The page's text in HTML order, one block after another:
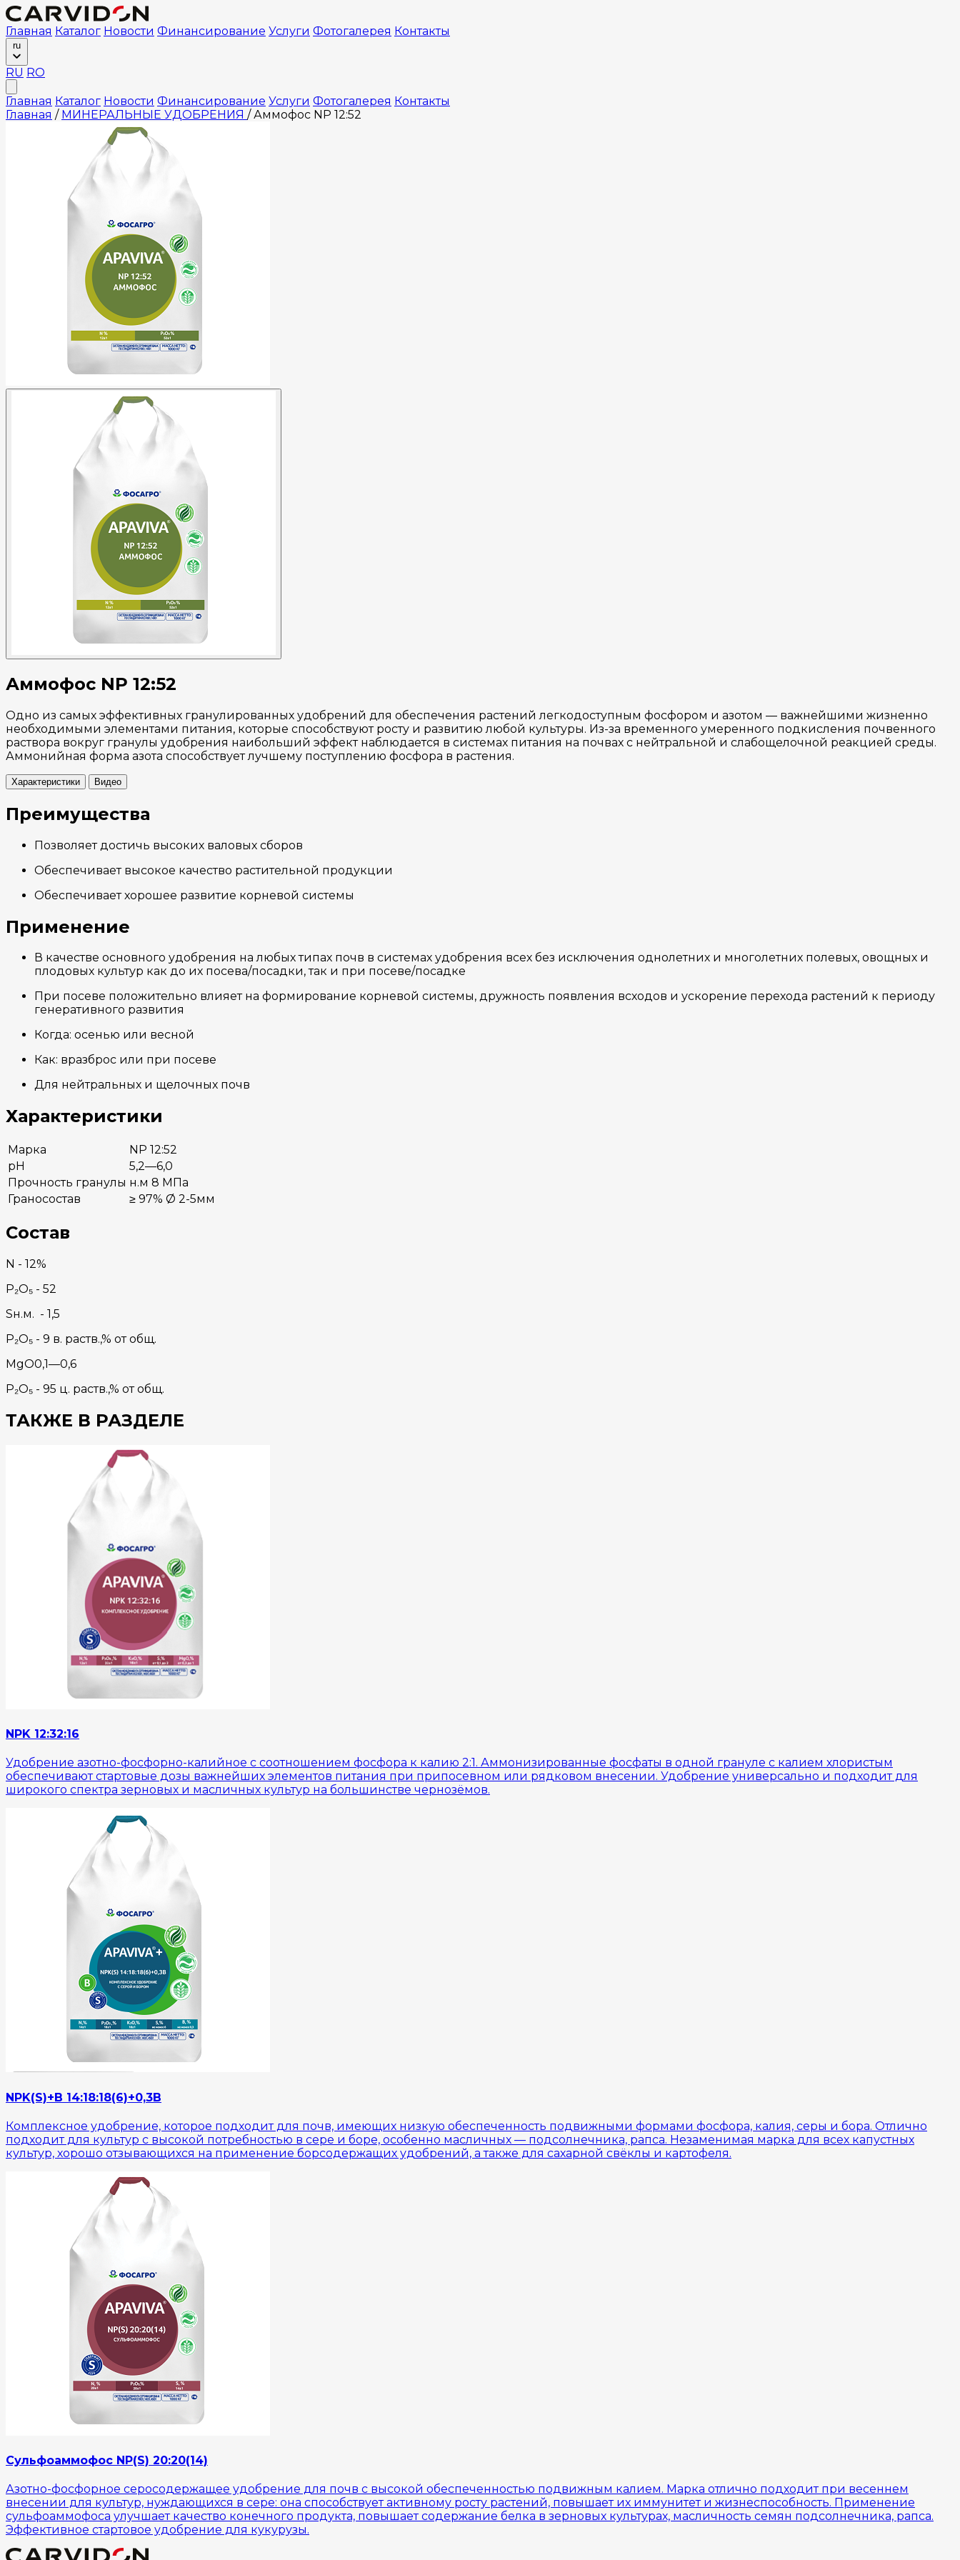
Главная Каталог Новости Финансирование Услуги Фотогалерея Контакты
ru
RU RO
Главная Каталог Новости Финансирование Услуги Фотогалерея Контакты
Главная / МИНЕРАЛЬНЫЕ УДОБРЕНИЯ / Аммофос NP 12:52
Аммофос NP 12:52
Одно из самых эффективных гранулированных удобрений для обеспечения растений легкодоступным фосфором и азотом — важнейшими жизненно
необходимыми элементами питания, которые способствуют росту и развитию любой культуры. Из-за временного умеренного подкисления почвенного
раствора вокруг гранулы удобрения наибольший эффект наблюдается в системах питания на почвах с нейтральной и слабощелочной реакцией среды.
Аммонийная форма азота способствует лучшему поступлению фосфора в растения.
Характеристики Видео
Преимущества
Позволяет достичь высоких валовых сборов
Обеспечивает высокое качество растительной продукции
Обеспечивает хорошее развитие корневой системы
Применение
В качестве основного удобрения на любых типах почв в системах удобрения всех без исключения однолетних и многолетних полевых, овощных и
плодовых культур как до их посева/посадки, так и при посеве/посадке
При посеве положительно влияет на формирование корневой системы, дружность появления всходов и ускорение перехода растений к периоду
генеративного развития
Когда: осенью или весной
Как: вразброс или при посеве
Для нейтральных и щелочных почв
Характеристики
Марка
NP 12:52
pH
5,2—6,0
Прочность гранулы н.м 8 МПа
Граносостав
≥ 97% Ø 2-5мм
Состав
N - 12%
P₂O₅ - 52
Sн.м. - 1,5
P₂O₅ - 9 в. раств.,% от общ.
MgO0,1—0,6
P₂O₅ - 95 ц. раств.,% от общ.
ТАКЖЕ В РАЗДЕЛЕ
NPK 12:32:16
Удобрение азотно-фосфорно-калийное с соотношением фосфора к калию 2:1. Аммонизированные фосфаты в одной грануле с калием хлористым
обеспечивают стартовые дозы важнейших элементов питания при припосевном или рядковом внесении. Удобрение универсально и подходит для
широкого спектра зерновых и масличных культур на большинстве чернозёмов.
NPK(S)+B 14:18:18(6)+0,3B
Комплексное удобрение, которое подходит для почв, имеющих низкую обеспеченность подвижными формами фосфора, калия, серы и бора. Отлично
подходит для культур с высокой потребностью в сере и боре, особенно масличных — подсолнечника, рапса. Незаменимая марка для всех капустных
культур, хорошо отзывающихся на применение борсодержащих удобрений, а также для сахарной свёклы и картофеля.
Сульфоаммофос NP(S) 20:20(14)
Азотно-фосфорное серосодержащее удобрение для почв c высокой обеспеченностью подвижным калием. Марка отлично подходит при весеннем
внесении для культур, нуждающихся в сере: она способствует активному росту растений, повышает их иммунитет и жизнеспособность. Применение
сульфоаммофоса улучшает качество конечного продукта, повышает содержание белка в зерновых культурах, масличность семян подсолнечника, рапса.
Эффективное стартовое удобрение для кукурузы.